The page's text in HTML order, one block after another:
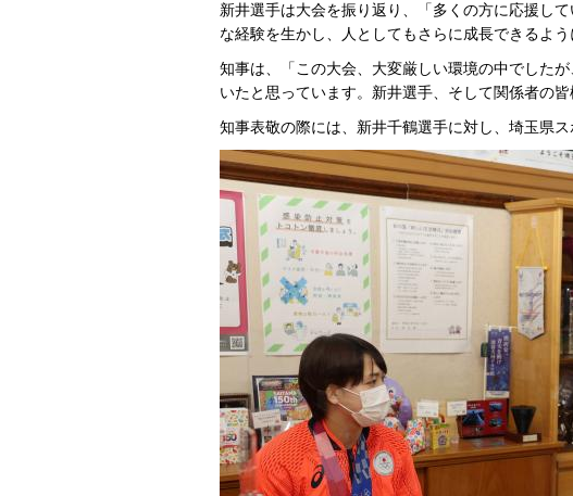
新井選手は大会を振り返り、「多くの方に応援し
な経験を生かし、人としてもさらに成長できるよう
知事は、「この大会、大変厳しい環境の中でした
いたと思っています。新井選手、そして関係者の
知事表敬の際には、新井千鶴選手に対し、埼玉県